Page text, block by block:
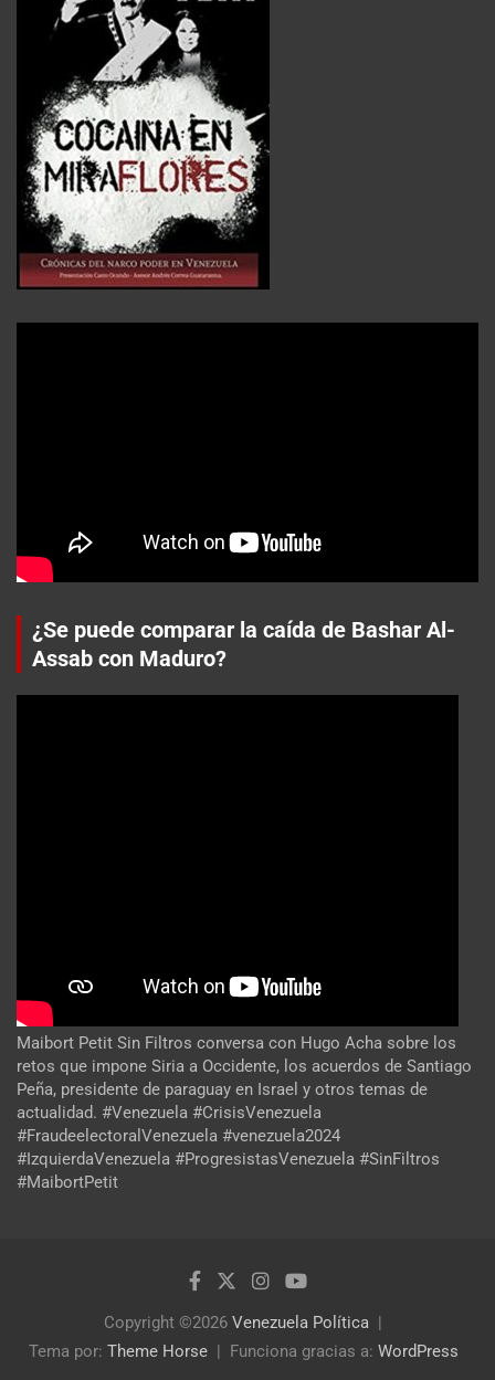
¿Se puede comparar la caída de Bashar Al-
Assab con Maduro?
Maibort Petit Sin Filtros conversa con Hugo Acha sobre los
retos que impone Siria a Occidente, los acuerdos de Santiago
Peña, presidente de paraguay en Israel y otros temas de
actualidad. #Venezuela #CrisisVenezuela
#FraudeelectoralVenezuela #venezuela2024
#IzquierdaVenezuela #ProgresistasVenezuela #SinFiltros
#MaibortPetit
Copyright ©2026 Venezuela Política
Tema por: Theme Horse Funciona gracias a: WordPress